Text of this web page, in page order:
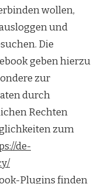
wollen,
und
Die
geben hierzu
zur
durch
Rechten
zum
de-
Plugins finden